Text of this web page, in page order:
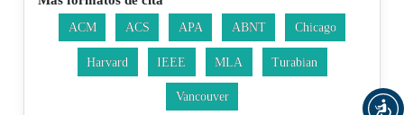
ACM ACS APA ABNT Chicago
Harvard IEEE MLA Turabian
Vancouver